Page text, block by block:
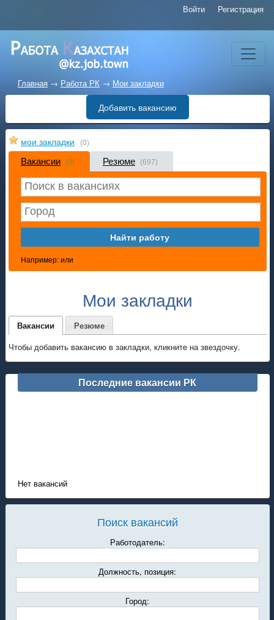
Войти Регистрация
Главная → Работа РК→ Мои закладки
Добавить вакансию
мои закладки
(0)
Вакансии (0) Резюме (697)
Например:или
Мои закладки
Вакансии
Резюме
Чтобы добавить вакансию в закладки, кликните на звездочку.
Последние вакансии РК
Нет вакансий
Поиск вакансий
Работодатель:
Должность, позиция:
Город: